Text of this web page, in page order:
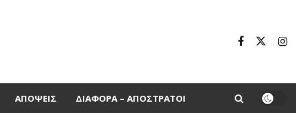
ΑΠΌΨΕΙΣ ΔΙΆΦΟΡΑ – ΑΠΌΣΤΡΑΤΟΙ